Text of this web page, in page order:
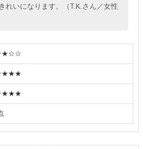
れいになります。（T.K.さん／女性